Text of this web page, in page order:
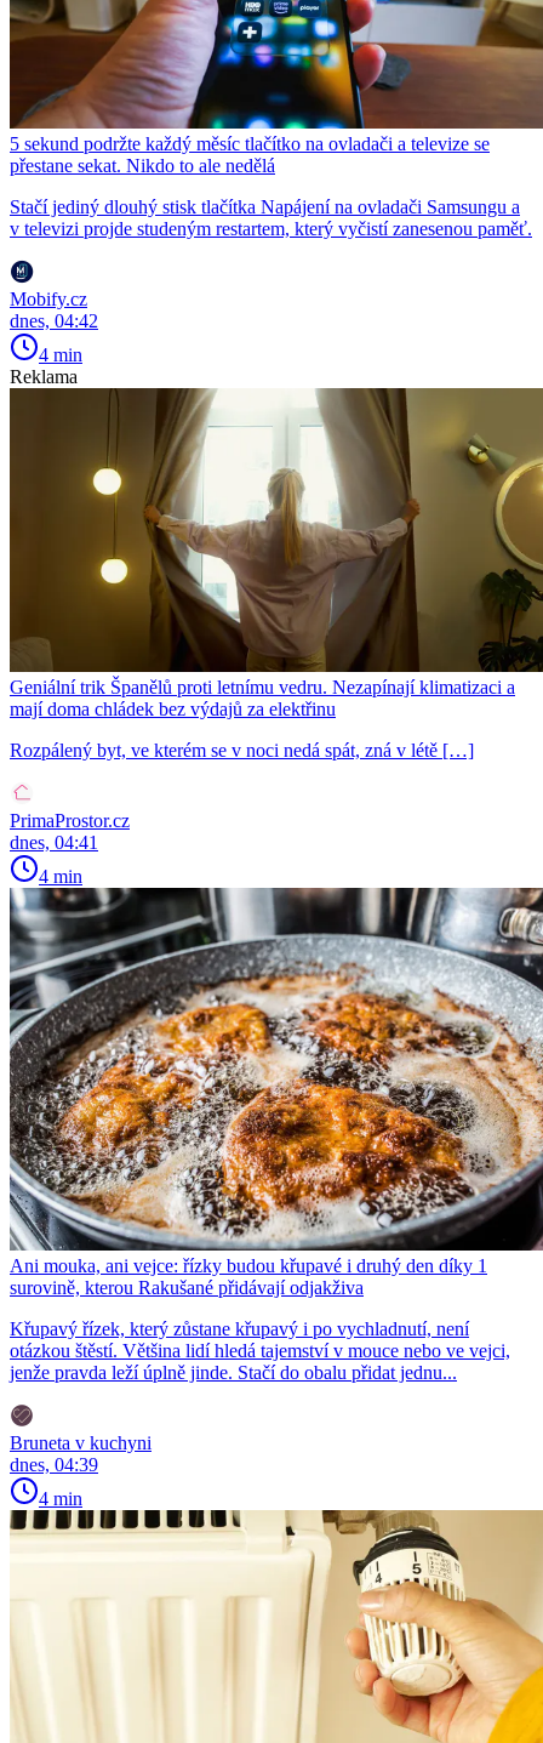
5 sekund podržte každý měsíc tlačítko na ovladači a televize se
přestane sekat. Nikdo to ale nedělá
Stačí jediný dlouhý stisk tlačítka Napájení na ovladači Samsungu a
v televizi projde studeným restartem, který vyčistí zanesenou paměť.
Mobify.cz
dnes, 04:42
4 min
Reklama
Geniální trik Španělů proti letnímu vedru. Nezapínají klimatizaci a
mají doma chládek bez výdajů za elektřinu
Rozpálený byt, ve kterém se v noci nedá spát, zná v létě […]
PrimaProstor.cz
dnes, 04:41
4 min
Ani mouka, ani vejce: řízky budou křupavé i druhý den díky 1
surovině, kterou Rakušané přidávají odjakživa
Křupavý řízek, který zůstane křupavý i po vychladnutí, není
otázkou štěstí. Většina lidí hledá tajemství v mouce nebo ve vejci,
jenže pravda leží úplně jinde. Stačí do obalu přidat jednu...
Bruneta v kuchyni
dnes, 04:39
4 min